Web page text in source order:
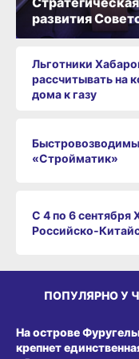
Льготники
рассчитывать на
дома к газу
«Стройматик»
С 4 по 6 сентября
развития
ПОПУЛЯРНО У
На острове
крепнет